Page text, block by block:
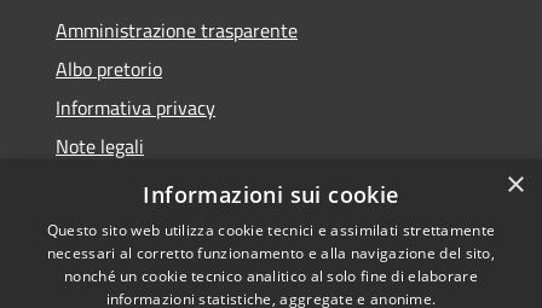
Amministrazione trasparente
Albo pretorio
Informativa privacy
Note legali
Dichiarazione di accessibilità
×
Informazioni sui cookie
Questo sito web utilizza cookie tecnici e assimilati strettamente
necessari al corretto funzionamento e alla navigazione del sito,
nonché un cookie tecnico analitico al solo fine di elaborare
informazioni statistiche, aggregate e anonime.